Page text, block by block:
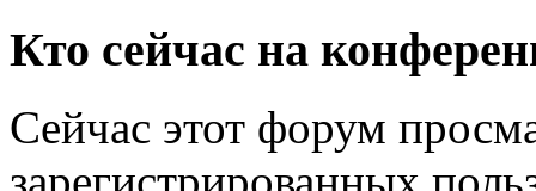
Кто сейчас на
Сейчас этот форум
зарегистрированных